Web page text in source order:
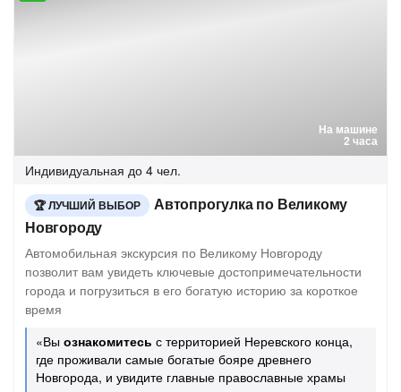
На машине
2 часа
Индивидуальная до 4 чел.
ЛУЧШИЙ ВЫБОР
Автопрогулка по Великому
Новгороду
Автомобильная экскурсия по Великому Новгороду
позволит вам увидеть ключевые достопримечательности
города и погрузиться в его богатую историю за короткое
время
«Вы ознакомитесь с территорией Неревского конца,
где проживали самые богатые бояре древнего
Новгорода, и увидите главные православные храмы